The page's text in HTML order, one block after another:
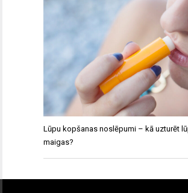
Lūpu kopšanas noslēpumi – kā uzturēt
maigas?